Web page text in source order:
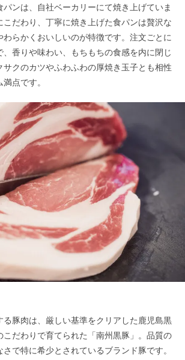
ンは、自社ベーカリーにて焼き上げていま
こだわり、丁寧に焼き上げた食パンは贅沢な
わらかくおいしいのが特徴です。注文ごとに
、香りや味わい、もちもちの食感を内に閉じ
サクのカツやふわふわの厚焼き玉子とも相性
点です。
る豚肉は、厳しい基準をクリアした鹿児島黒
こだわりで育てられた「南州黒豚」。品質の
で特に希少とされているブランド豚です。